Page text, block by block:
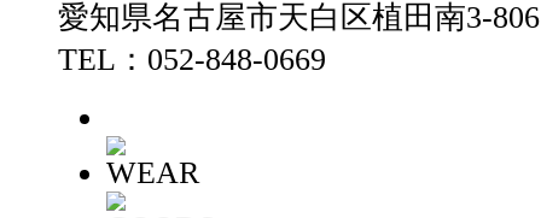
愛知県名古屋市天白区植田南3-
TEL：052-848-0669